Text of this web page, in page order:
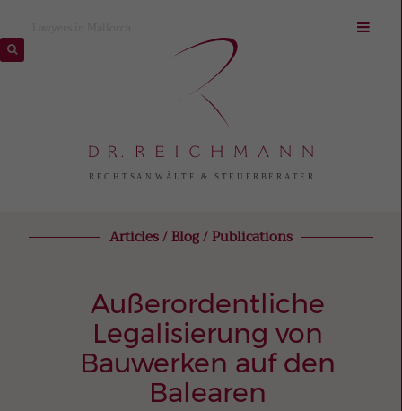
Articles / Blog / Publications
Außerordentliche
Legalisierung von
Bauwerken auf den
Balearen